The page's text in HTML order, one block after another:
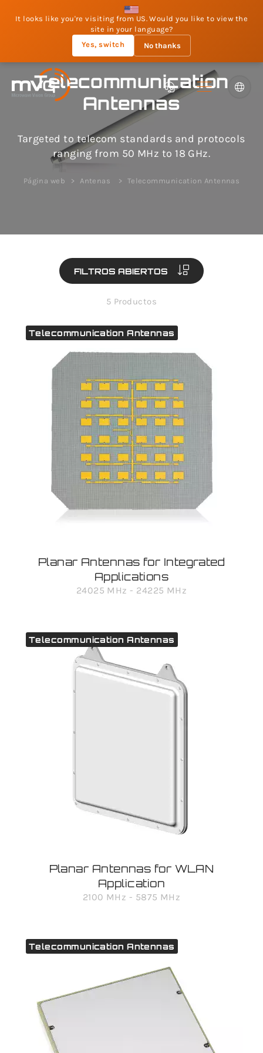
It looks like you're visiting from US. Would you like to view the
site in your language?
Yes, switch
No thanks
Telecommunication
Antennas
Targeted to telecom standards and protocols
ranging from 50 MHz to 18 GHz.
Página web Antenas Telecommunication Antennas
FILTROS ABIERTOS
5 Productos
Telecommunication Antennas
Planar Antennas for Integrated
Applications
24025 MHz - 24225 MHz
Telecommunication Antennas
Planar Antennas for WLAN
Application
2100 MHz - 5875 MHz
Telecommunication Antennas